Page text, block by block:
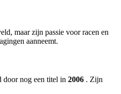
maar zijn passie voor racen en
aanneemt.
door nog een titel in 2006 . Zijn